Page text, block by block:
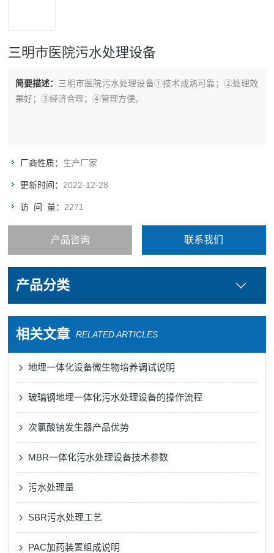
三明市医院污水处理设备
简要描述： 三明市医院污水处理设备①技术成熟可靠；②处理效
果好；③经济合理；④管理方便。
厂商性质： 生产厂家
更新时间： 2022-12-28
访 问 量： 2271
产品咨询 联系我们
产品分类
相关文章 RELATED ARTICLES
地埋一体化设备微生物培养调试说明
玻璃钢地埋一体化污水处理设备的操作流程
次氯酸钠发生器产品优势
MBR一体化污水处理设备技术参数
污水处理量
SBR污水处理工艺
PAC加药装置组成说明